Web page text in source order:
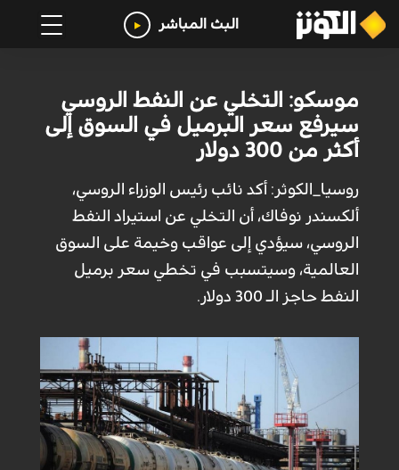
البث المباشر
موسكو: التخلي عن النفط الروسي
سيرفع سعر البرميل في السوق إلى
أكثر من 300 دولار
روسيا_الكوثر: أكد نائب رئيس الوزراء الروسي،
ألكسندر نوفاك، أن التخلي عن استيراد النفط
الروسي، سيؤدي إلى عواقب وخيمة على السوق
العالمية، وسيتسبب في تخطي سعر برميل
النفط حاجز الـ 300 دولار.